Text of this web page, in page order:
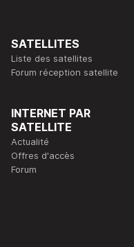
SATELLITES
Liste des satellites
Forum réception satellite
INTERNET PAR
SATELLITE
Actualité
Offres d'accès
Forum